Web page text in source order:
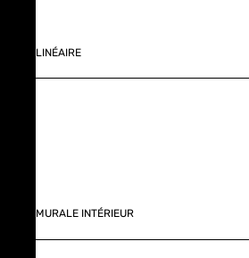
LINÉAIRE
MURALE INTÉRIEUR